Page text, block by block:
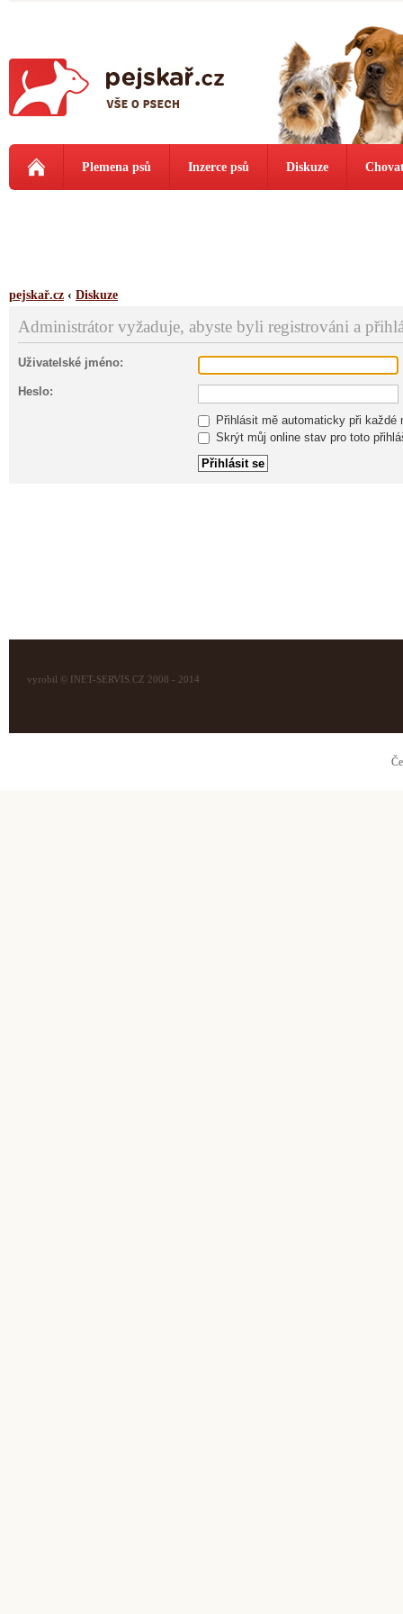
Plemena psů Inzerce psů Diskuze
pejskař.cz ‹ Diskuze
Administrátor vyžaduje, abyste byli registrováni a
Uživatelské jméno:
Heslo:
Přihlásit mě automaticky při každé
Skrýt můj online stav pro toto
vyrobil © INET-SERVIS.CZ 2008 - 2014